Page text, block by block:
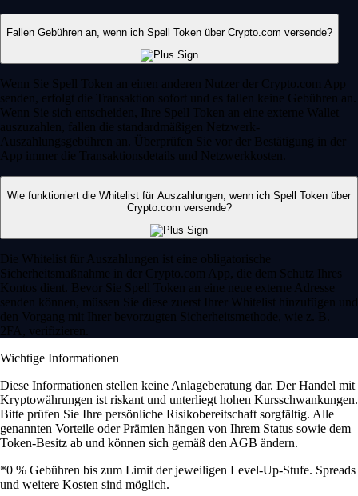
Fallen Gebühren an, wenn ich Spell Token über Crypto.com versende?
Wenn Sie Spell Token an einen anderen Nutzer der Crypto.com App
senden, erfolgt die Transaktion sofort und es fallen keine Gebühren an.
Wenn Sie sich entscheiden, Ihre Spell Token an eine externe Wallet
auszuzahlen, fallen die standardmäßigen Netzwerk-
Auszahlungsgebühren an. Überprüfen Sie vor der Bestätigung in der
App immer die Transaktionsdetails und Netzwerkkosten.
Wie funktioniert die Whitelist für Auszahlungen, wenn ich Spell Token über
Crypto.com versende?
Die Whitelist für Auszahlungen ist eine obligatorische
Sicherheitsmaßnahme in der Crypto.com App, die dem Schutz Ihres
Kontos dient. Bevor Sie Spell Token an eine neue externe Adresse
senden können, müssen Sie diese zuerst Ihrer Whitelist hinzufügen und
den Vorgang mit Ihrer bevorzugten Sicherheitsmethode, wie z. B.
2FA, verifizieren.
Wichtige Informationen
Diese Informationen stellen keine Anlageberatung dar. Der Handel mit
Kryptowährungen ist riskant und unterliegt hohen Kursschwankungen.
Bitte prüfen Sie Ihre persönliche Risikobereitschaft sorgfältig. Alle
genannten Vorteile oder Prämien hängen von Ihrem Status sowie dem
Token-Besitz ab und können sich gemäß den AGB ändern.
*0 % Gebühren bis zum Limit der jeweiligen Level-Up-Stufe. Spreads
und weitere Kosten sind möglich.